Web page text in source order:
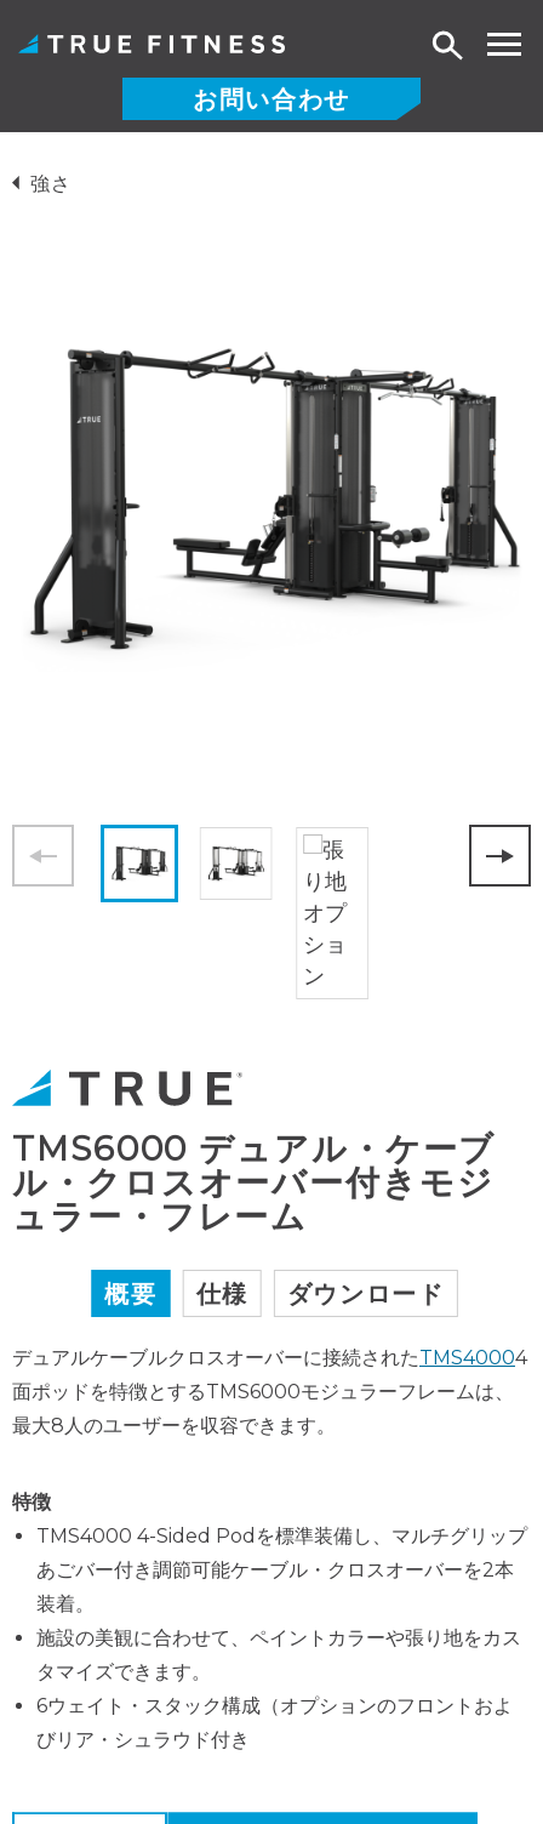
ン
お問い合わせ
検
強さ
TMS6000 デュアル・ケーブ
ル・クロスオーバー付きモジ
ュラー・フレーム
概要 仕様 ダウンロード
デュアルケーブルクロスオーバーに接続されたTMS40004
面ポッドを特徴とするTMS6000モジュラーフレームは、
最大8人のユーザーを収容できます。
特徴
TMS4000 4-Sided Podを標準装備し、マルチグリップ
あごバー付き調節可能ケーブル・クロスオーバーを2本
装着。
施設の美観に合わせて、ペイントカラーや張り地をカス
タマイズできます。
6ウェイト・スタック構成（オプションのフロントおよ
びリア・シュラウド付き